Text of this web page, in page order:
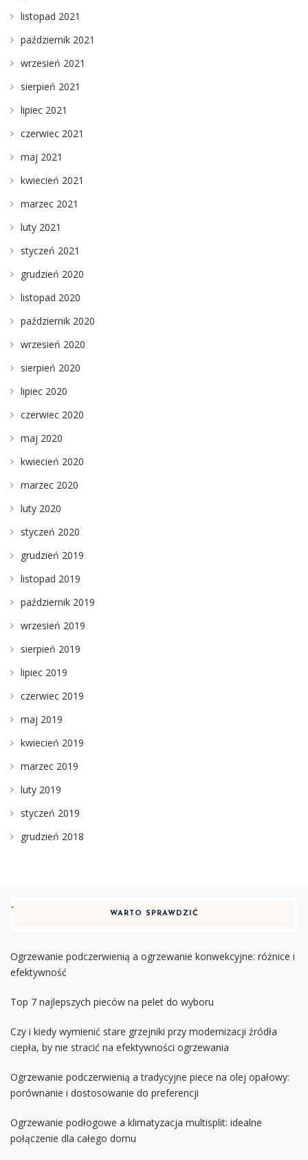
listopad 2021
październik 2021
wrzesień 2021
sierpień 2021
lipiec 2021
czerwiec 2021
maj 2021
kwiecień 2021
marzec 2021
luty 2021
styczeń 2021
grudzień 2020
listopad 2020
październik 2020
wrzesień 2020
sierpień 2020
lipiec 2020
czerwiec 2020
maj 2020
kwiecień 2020
marzec 2020
luty 2020
styczeń 2020
grudzień 2019
listopad 2019
październik 2019
wrzesień 2019
sierpień 2019
lipiec 2019
czerwiec 2019
maj 2019
kwiecień 2019
marzec 2019
luty 2019
styczeń 2019
grudzień 2018
WARTO SPRAWDZIĆ
Ogrzewanie podczerwienią a ogrzewanie konwekcyjne: różnice i
efektywność
Top 7 najlepszych pieców na pelet do wyboru
Czy i kiedy wymienić stare grzejniki przy modernizacji źródła
ciepła, by nie stracić na efektywności ogrzewania
Ogrzewanie podczerwienią a tradycyjne piece na olej opałowy:
porównanie i dostosowanie do preferencji
Ogrzewanie podłogowe a klimatyzacja multisplit: idealne
połączenie dla całego domu